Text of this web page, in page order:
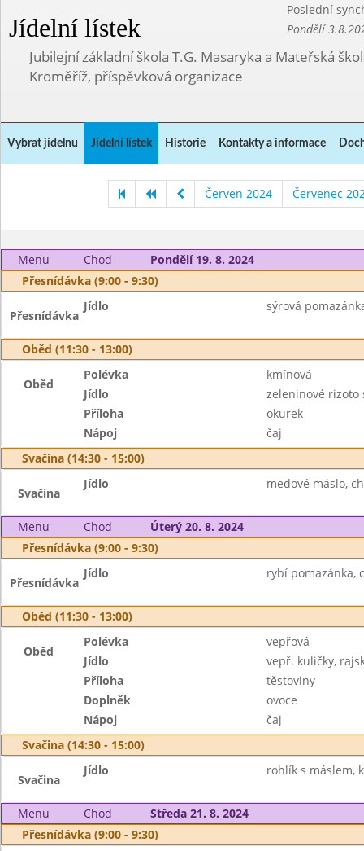
Jídelní lístek
Poslední
Pondělí
Jubilejní základní škola T.G. Masaryka a Mateřská
Kroměříž, příspěvková organizace
Vybrat jídelnu Jídelní lístek Historie Kontakty a informace
Červen 2024 Červenec
Menu Chod
Pondělí 19. 8. 2024
Přesnídávka (9:00 - 9:30)
Přesnídávka
Jídlo sýrová
Oběd (11:30 - 13:00)
Oběd
Polévka
kmínová
Jídlo
zeleninové rizoto
Příloha
okurek
Nápoj
čaj
Svačina (14:30 - 15:00)
Svačina
Jídlo medové máslo,
Menu Chod
Úterý 20. 8. 2024
Přesnídávka (9:00 - 9:30)
Přesnídávka
Jídlo rybí pomazánka,
Oběd (11:30 - 13:00)
Oběd
Polévka
vepřová
Jídlo
vepř. kuličky,
Příloha
těstoviny
Doplněk
ovoce
Nápoj
čaj
Svačina (14:30 - 15:00)
Svačina
Jídlo rohlík s máslem,
Menu Chod
Středa 21. 8. 2024
Přesnídávka (9:00 - 9:30)